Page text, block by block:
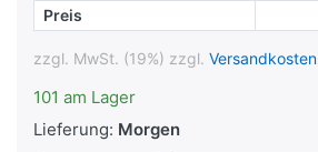
Preis
zzgl. MwSt. (19%) zzgl. Versandkosten
101 am Lager
Lieferung: Morgen